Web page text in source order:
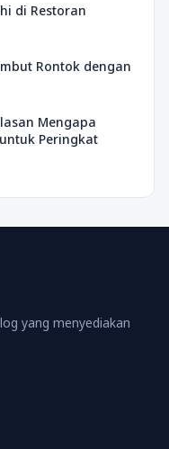
di Restoran
Rontok dengan
Mengapa
Peringkat
yang menyediakan